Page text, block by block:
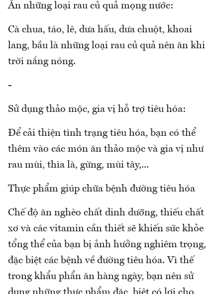
Ăn những loại rau củ quả mọng nước:
Cà chua, táo, lê, dưa hấu, dưa chuột, khoai
lang, bầu là những loại rau củ quả nên ăn khi
trời nắng nóng.
-
Sử dụng thảo mộc, gia vị hỗ trợ tiêu hóa:
Để cải thiện tình trạng tiêu hóa, bạn có thể
thêm vào các món ăn thảo mộc và gia vị như
rau mùi, thìa là, gừng, mùi tây,...
Thực phẩm giúp chữa bệnh đường tiêu hóa
Chế độ ăn nghèo chất dinh dưỡng, thiếu chất
xơ và các vitamin cần thiết sẽ khiến sức khỏe
tổng thể của bạn bị ảnh hưởng nghiêm trọng,
đặc biệt các bệnh về đường tiêu hóa. Vì thế
trong khẩu phẩn ăn hàng ngày, bạn nên sử